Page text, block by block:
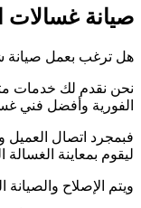
صيانة غسالات
هل ترغب بعمل
نحن نقدم لك خدمات
الفورية وأفضل فني
فبمجرد اتصال العميل
ليقوم بمعاينة
ويتم الإصلاح